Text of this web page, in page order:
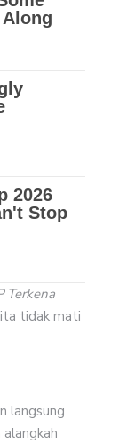
Terkena
tidak mati
langsung